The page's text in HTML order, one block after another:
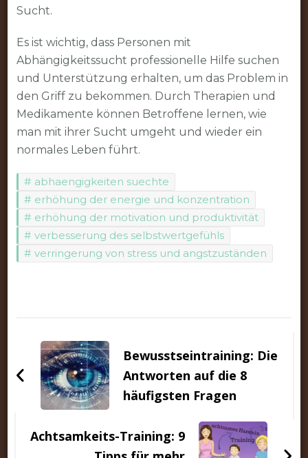
Sucht.
Es ist wichtig, dass Personen mit
Abhängigkeitssucht professionelle Hilfe suchen
und Unterstützung erhalten, um das Problem in
den Griff zu bekommen. Durch Therapien und
Medikamente können Betroffene lernen, wie
man mit ihrer Sucht umgeht und wieder ein
normales Leben führt.
abhaengigkeiten suechte
erhöhung der energie und konzentration
erhöhung der motivation und produktivität
verbesserung des selbstwertgefühls
verringerung von stress und angstzuständen
Bewusstseintraining: Die
Antworten auf die 8
häufigsten Fragen
Achtsamkeits-Training: 9